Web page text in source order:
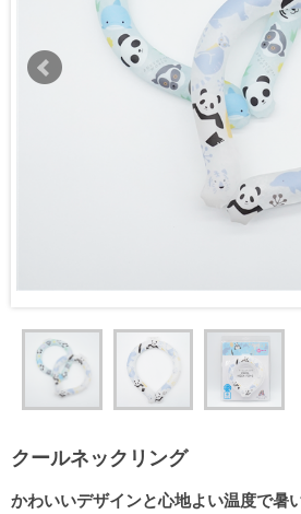
クールネックリング
かわいいデザインと心地よい温度で暑